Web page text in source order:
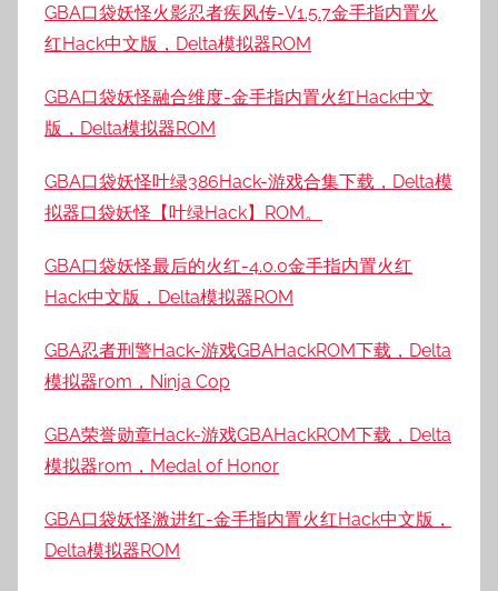
GBA口袋妖怪火影忍者疾风传-V1.5.7金手指内置火
红Hack中文版，Delta模拟器ROM
GBA口袋妖怪融合维度-金手指内置火红Hack中文
版，Delta模拟器ROM
GBA口袋妖怪叶绿386Hack-游戏合集下载，Delta模
拟器口袋妖怪【叶绿Hack】ROM。
GBA口袋妖怪最后的火红-4.0.0金手指内置火红
Hack中文版，Delta模拟器ROM
GBA忍者刑警Hack-游戏GBAHackROM下载，Delta
模拟器rom，Ninja Cop
GBA荣誉勋章Hack-游戏GBAHackROM下载，Delta
模拟器rom，Medal of Honor
GBA口袋妖怪激进红-金手指内置火红Hack中文版，
Delta模拟器ROM